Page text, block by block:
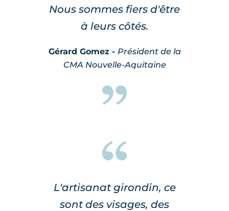
Nous sommes fiers d'être
à leurs côtés.
Gérard Gomez - Président de la
CMA Nouvelle-Aquitaine
L'artisanat girondin, ce
sont des visages, des